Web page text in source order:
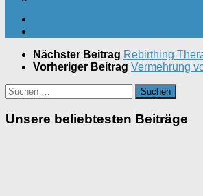
Nächster Beitrag Rebirthing
Vorheriger Beitrag Vermehrung
Suchen
nach:
Unsere beliebtesten Beiträge